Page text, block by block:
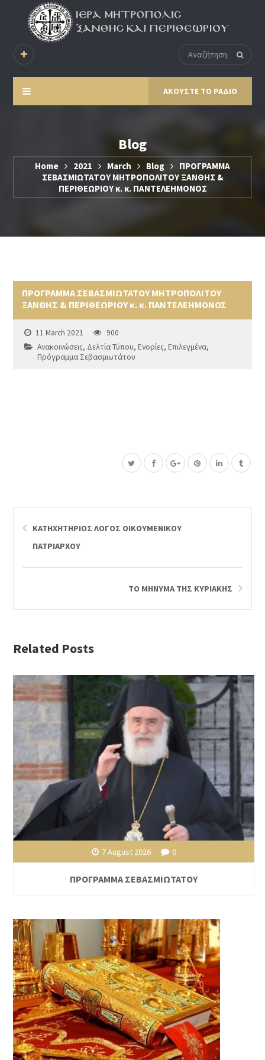
ΑΚΟΥΣΤΕ ΤΟ ΡΑΔΙΟ
Blog
Home 2021 March Blog
ΠΡΟΓΡΑΜΜΑ
ΣΕΒΑΣΜΙΩΤΑΤΟΥ ΜΗΤΡΟΠΟΛΙΤΟΥ ΞΑΝΘΗΣ &
ΠΕΡΙΘΕΩΡΙΟΥ κ. κ. ΠΑΝΤΕΛΕΗΜΟΝΟΣ
ΠΡΟΓΡΑΜΜΑ ΣΕΒΑΣΜΙΩΤΑΤΟΥ ΜΗΤΡΟΠΟΛΙΤΟΥ
ΞΑΝΘΗΣ & ΠΕΡΙΘΕΩΡΙΟΥ κ. κ. ΠΑΝΤΕΛΕΗΜΟΝΟΣ
11 March 2021
900
Ανακοινώσεις, Δελτία Τύπου,Ενορίες,Επιλεγμένα,
Πρόγραμμα Σεβασμιωτάτου
ΚΑΤΗΧΗΤΗΡΙΟΣ ΛΟΓΟΣ ΟΙΚΟΥΜΕΝΙΚΟΥ
ΠΑΤΡΙΑΡΧΟΥ
ΤΟ ΜΗΝΥΜΑ ΤΗΣ ΚΥΡΙΑΚΗΣ
Related Posts
7 August 2026 0
ΠΡΟΓΡΑΜΜΑ ΣΕΒΑΣΜΙΩΤΑΤΟΥ